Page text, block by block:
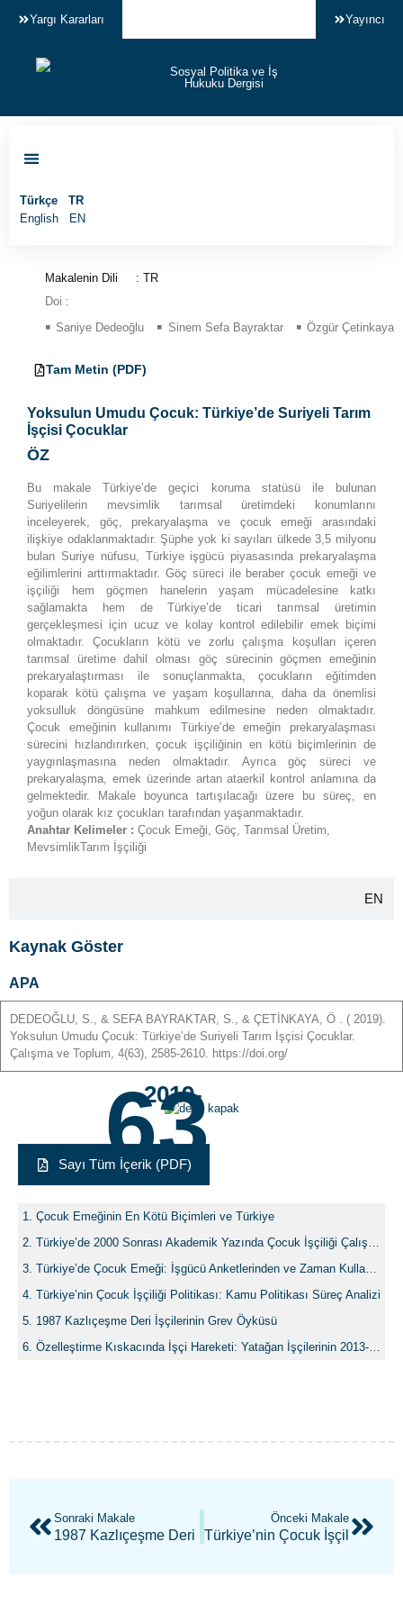
Yargı Kararları Yayıncı
Sosyal Politika ve İş
Hukuku Dergisi
Türkçe
TR
English
EN
63
-2019-
Sayı Tüm İçerik (PDF)
Çocuk Emeğinin En Kötü Biçimleri ve Türkiye
Türkiye’de 2000 Sonrası Akademik Yazında Çocuk İşçiliği Çalışmalarının Değerlendirilmesi
Türkiye’de Çocuk Emeği: İşgücü Anketlerinden ve Zaman Kullanım Anketlerinden Gözlemler
Türkiye’nin Çocuk İşçiliği Politikası: Kamu Politikası Süreç Analizi
1987 Kazlıçeşme Deri İşçilerinin Grev Öyküsü
Özelleştirme Kıskacında İşçi Hareketi: Yatağan İşçilerinin 2013-2014 Direnişi
Makalenin Dili
: TR
Doi :
Tam Metin (PDF)
Saniye Dedeoğlu Sinem Sefa Bayraktar Özgür Çetinkaya
EN
Yoksulun Umudu Çocuk: Türkiye’de Suriyeli Tarım
İşçisi Çocuklar
ÖZ
Bu makale Türkiye’de geçici koruma statüsü ile bulunan
Suriyelilerin mevsimlik tarımsal üretimdeki konumlarını
inceleyerek, göç, prekaryalaşma ve çocuk emeği arasındaki
ilişkiye odaklanmaktadır. Şüphe yok ki sayıları ülkede 3,5 milyonu
bulan Suriye nüfusu, Türkiye işgücü piyasasında prekaryalaşma
eğilimlerini arttırmaktadır. Göç süreci ile beraber çocuk emeği ve
işçiliği hem göçmen hanelerin yaşam mücadelesine katkı
sağlamakta hem de Türkiye’de ticari tarımsal üretimin
gerçekleşmesi için ucuz ve kolay kontrol edilebilir emek biçimi
olmaktadır. Çocukların kötü ve zorlu çalışma koşulları içeren
tarımsal üretime dahil olması göç sürecinin göçmen emeğinin
prekaryalaştırması ile sonuçlanmakta, çocukların eğitimden
koparak kötü çalışma ve yaşam koşullarına, daha da önemlisi
yoksulluk döngüsüne mahkum edilmesine neden olmaktadır.
Çocuk emeğinin kullanımı Türkiye’de emeğin prekaryalaşması
sürecini hızlandırırken, çocuk işçiliğinin en kötü biçimlerinin de
yaygınlaşmasına neden olmaktadır. Ayrıca göç süreci ve
prekaryalaşma, emek üzerinde artan ataerkil kontrol anlamına da
gelmektedir. Makale boyunca tartışılacağı üzere bu süreç, en
yoğun olarak kız çocukları tarafından yaşanmaktadır.
Anahtar Kelimeler : Çocuk Emeği, Göç, Tarımsal Üretim,
MevsimlikTarım İşçiliği
Kaynak Göster
APA
DEDEOĞLU, S., & SEFA BAYRAKTAR, S., & ÇETİNKAYA, Ö . ( 2019).
Yoksulun Umudu Çocuk: Türkiye’de Suriyeli Tarım İşçisi Çocuklar.
Çalışma ve Toplum, 4(63), 2585-2610. https://doi.org/
Sonraki Makale
1987 Kazlıçeşme Deri İşçilerinin Grev Öyküsü
Önceki Makale
Türkiye’nin Çocuk İşçiliği